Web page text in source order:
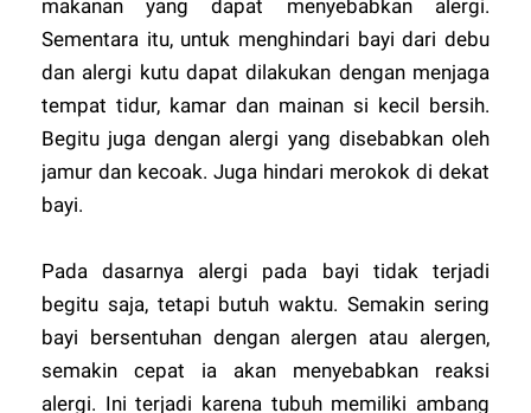
makanan yang dapat menyebabkan alergi.
Sementara itu, untuk menghindari bayi dari debu
dan alergi kutu dapat dilakukan dengan menjaga
tempat tidur, kamar dan mainan si kecil bersih.
Begitu juga dengan alergi yang disebabkan oleh
jamur dan kecoak. Juga hindari merokok di dekat
bayi.
Pada dasarnya alergi pada bayi tidak terjadi
begitu saja, tetapi butuh waktu. Semakin sering
bayi bersentuhan dengan alergen atau alergen,
semakin cepat ia akan menyebabkan reaksi
alergi. Ini terjadi karena tubuh memiliki ambang